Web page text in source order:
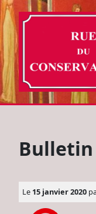
Bulletin
Le 15 janvier 2020